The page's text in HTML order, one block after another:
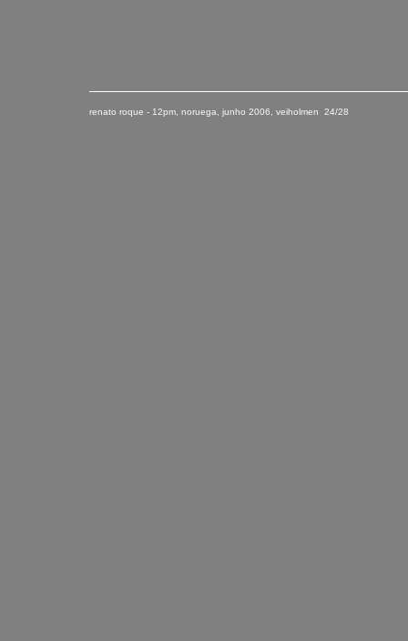
renato roque - 12pm, noruega junho 2006 , veiholmen 24/28